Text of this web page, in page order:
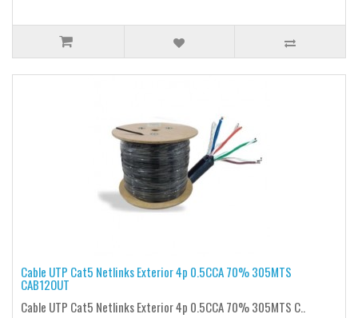
Cable UTP Cat5 Netlinks Exterior 4p 0.5CCA 70% 305MTS
CAB12OUT
Cable UTP Cat5 Netlinks Exterior 4p 0.5CCA 70% 305MTS C..